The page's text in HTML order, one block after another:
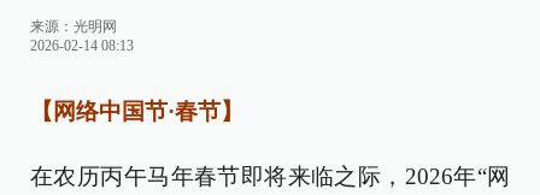
来源： 光明网
2026-02-14 08:13
【网络中国节·春节】
在农历丙午马年春节即将来临之际，2026年“网